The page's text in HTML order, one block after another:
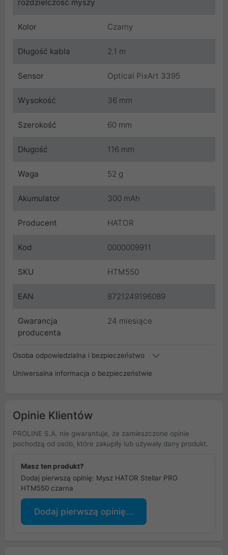
rozdzielczość myszy
Kolor Czarny
Długość kabla 2.1 m
Sensor Optical PixArt 3395
Wysokość 36 mm
Szerokość 60 mm
Długość 116 mm
Waga 52 g
Akumulator 300 mAh
Producent HATOR
Kod 0000009911
SKU HTM550
EAN 8721249196089
Gwarancja
producenta
24 miesiące
Osoba odpowiedzialna i bezpieczeństwo
Uniwersalna informacja o bezpieczeństwie
Opinie Klientów
PROLINE S.A. nie gwarantuje, że zamieszczone opinie
pochodzą od osób, które zakupiły lub używały dany produkt.
Masz ten produkt?
Dodaj pierwszą opinię: Mysz HATOR Stellar PRO
HTM550 czarna
Dodaj pierwszą opinię...